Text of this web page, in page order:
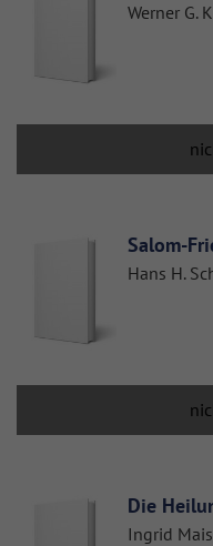
Werner G.
Salom-
Hans H.
Die
Ingrid